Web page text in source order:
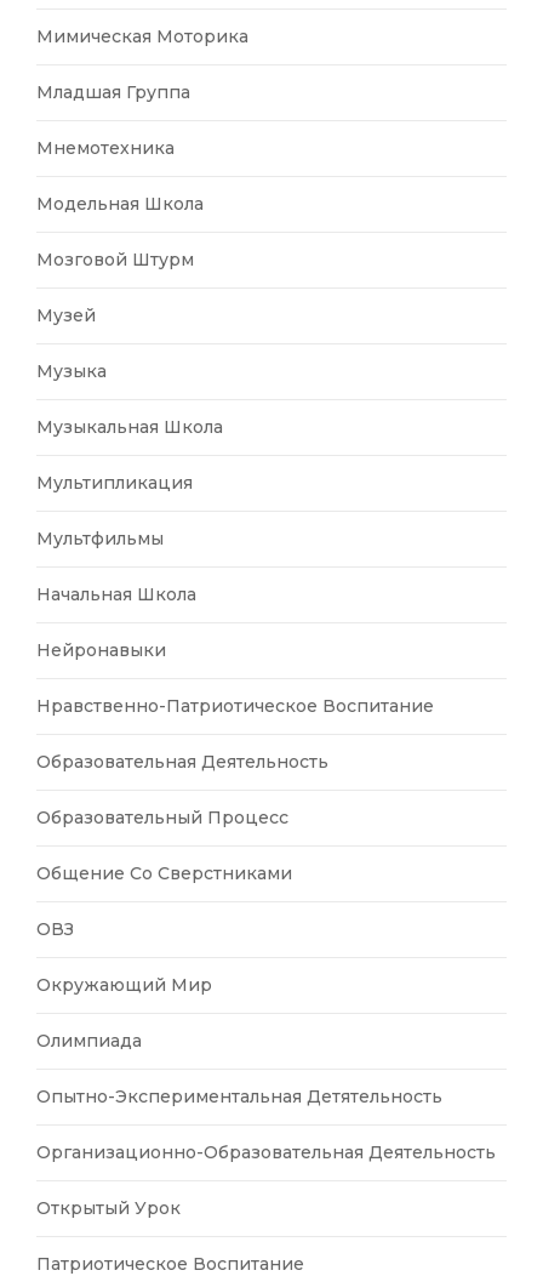
Мимическая Моторика
Младшая Группа
Мнемотехника
Модельная Школа
Мозговой Штурм
Музей
Музыка
Музыкальная Школа
Мультипликация
Мультфильмы
Начальная Школа
Нейронавыки
Нравственно-Патриотическое Воспитание
Образовательная Деятельность
Образовательный Процесс
Общение Со Сверстниками
ОВЗ
Окружающий Мир
Олимпиада
Опытно-Экспериментальная Детятельность
Организационно-Образовательная Деятельность
Открытый Урок
Патриотическое Воспитание